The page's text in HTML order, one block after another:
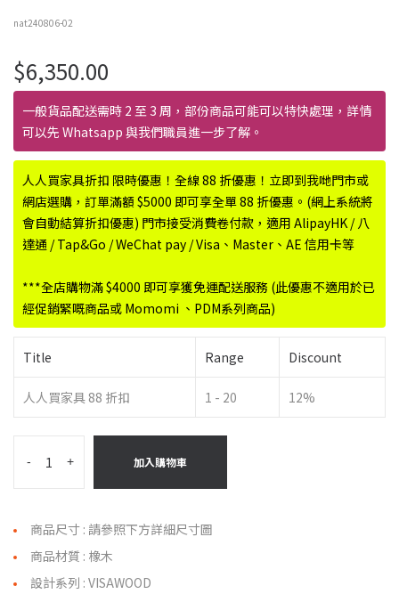
nat240806-02
$6,350.00
一般貨品配送需時 2 至 3 周，部份商品可能可以特快處理，詳情
可以先 Whatsapp 與我們職員進一步了解。
人人買家具折扣 限時優惠！全線 88 折優惠！立即到我哋門市或
網店選購，訂單滿額 $5000 即可享全單 88 折優惠。(網上系統將
會自動結算折扣優惠) 門市接受消費卷付款，適用 AlipayHK / 八
達通 / Tap&Go / WeChat pay / Visa、Master、AE 信用卡等
***全店購物滿 $4000 即可享獲免運配送服務 (此優惠不適用於已
經促銷緊嘅商品或 Momomi 、PDM系列商品)
Title Range Discount
人人買家具 88 折扣 1 - 20 12%
- + 加入購物車
商品尺寸 : 請參照下方詳細尺寸圖
商品材質 : 橡木
設計系列 : VISAWOOD